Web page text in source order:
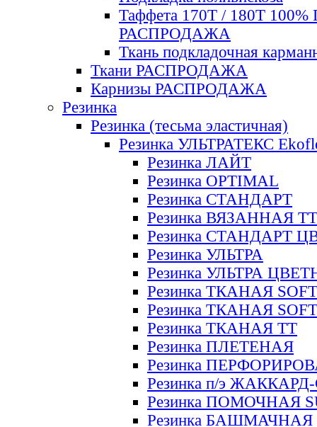
Таффета 170Т / 180Т 100%
РАСПРОДАЖА
Ткань подкладочная
Ткани РАСПРОДАЖА
Карнизы РАСПРОДАЖА
Резинка
Резинка (тесьма эластичная)
Резинка УЛЬТРАТЕКС
Резинка ЛАЙТ
Резинка OPTIMAL
Резинка СТАНДАРТ
Резинка ВЯЗАННАЯ ТТ
Резинка СТАНДАРТ
Резинка УЛЬТРА
Резинка УЛЬТРА
Резинка ТКАНАЯ SOFT
Резинка ТКАНАЯ
Резинка ТКАНАЯ ТТ
Резинка ПЛЕТЕНАЯ
Резинка
Резинка п/э
Резинка ПОМОЧНАЯ
Резинка БАШМАЧНАЯ